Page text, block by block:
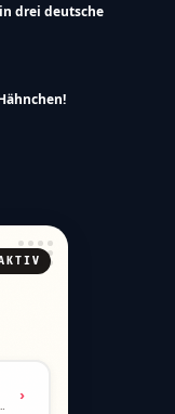
drei deutsche
· km-Wertung
›